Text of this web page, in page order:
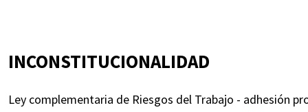
INCONSTITUCIONALIDAD
Ley complementaria de Riesgos del Trabajo - adhesión